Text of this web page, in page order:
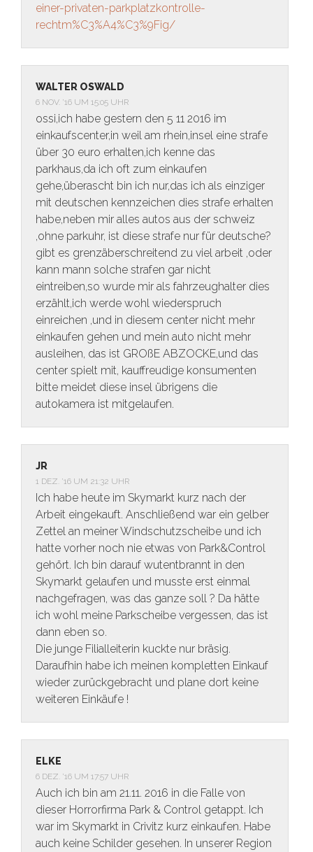
einer-privaten-parkplatzkontrolle-
rechtm%C3%A4%C3%9Fig/
WALTER OSWALD
6 NOV. ’16 UM 15:05 UHR
ossi,ich habe gestern den 5 11 2016 im
einkaufscenter,in weil am rhein,insel eine strafe
über 30 euro erhalten,ich kenne das
parkhaus,da ich oft zum einkaufen
gehe,überascht bin ich nur,das ich als einziger
mit deutschen kennzeichen dies strafe erhalten
habe,neben mir alles autos aus der schweiz
,ohne parkuhr, ist diese strafe nur für deutsche?
gibt es grenzäberschreitend zu viel arbeit ,oder
kann mann solche strafen gar nicht
eintreiben,so wurde mir als fahrzeughalter dies
erzählt,ich werde wohl wiederspruch
einreichen ,und in diesem center nicht mehr
einkaufen gehen und mein auto nicht mehr
ausleihen, das ist GROßE ABZOCKE,und das
center spielt mit, kauffreudige konsumenten
bitte meidet diese insel übrigens die
autokamera ist mitgelaufen.
JR
1 DEZ. ’16 UM 21:32 UHR
Ich habe heute im Skymarkt kurz nach der
Arbeit eingekauft. Anschließend war ein gelber
Zettel an meiner Windschutzscheibe und ich
hatte vorher noch nie etwas von Park&Control
gehört. Ich bin darauf wutentbrannt in den
Skymarkt gelaufen und musste erst einmal
nachgefragen, was das ganze soll ? Da hätte
ich wohl meine Parkscheibe vergessen, das ist
dann eben so.
Die junge Filialleiterin kuckte nur bräsig.
Daraufhin habe ich meinen kompletten Einkauf
wieder zurückgebracht und plane dort keine
weiteren Einkäufe !
ELKE
6 DEZ. ’16 UM 17:57 UHR
Auch ich bin am 21.11. 2016 in die Falle von
dieser Horrorfirma Park & Control getappt. Ich
war im Skymarkt in Crivitz kurz einkaufen. Habe
auch keine Schilder gesehen. In unserer Region